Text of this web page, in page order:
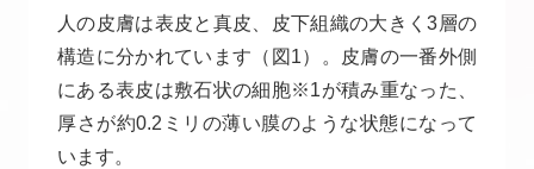
人の皮膚は表皮と真皮、皮下組織の大きく3層の
構造に分かれています（図1）。皮膚の一番外側
にある表皮は敷石状の細胞※1が積み重なった、
厚さが約0.2ミリの薄い膜のような状態になって
います。